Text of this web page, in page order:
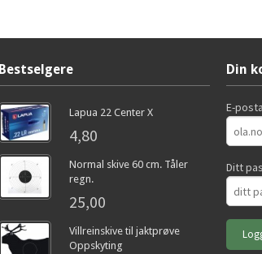
Bestselgere
Lapua 22 Center X
4,80
Normal skive 60 cm. Tåler
regn.
25,00
Villreinskive til jaktprøve
Oppskyting
Din
E-
Ditt